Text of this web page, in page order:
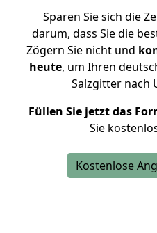
Sparen Sie sich die
darum, dass Sie die
Zögern Sie nicht und
heute, um Ihren
Salzgitter nach
Füllen Sie jetzt das
Sie
Kostenlose